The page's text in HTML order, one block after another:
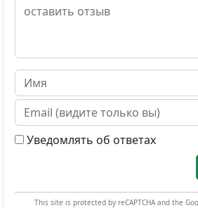
Уведомлять об ответах
This site is protected by reCAPTCHA and the